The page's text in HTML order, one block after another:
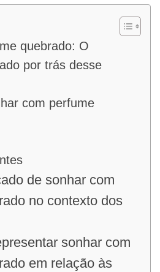
quebrado: O
por trás desse
com perfume
de sonhar com
no contexto dos
sonhar com
em relação às